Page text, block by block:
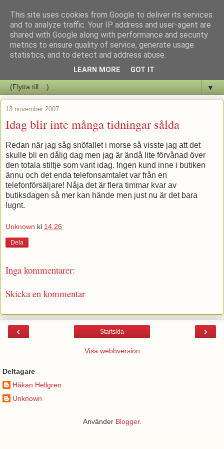
Staffars Seriers Blog
Vi skriver om serienyheter av alla de slag samt om vad som sker i
▼
13 november 2007
Idag blir inte många tidningar sålda
Redan när jag såg snöfallet i morse så visste jag att det
skulle bli en dålig dag men jag är ändå lite förvånad över
den totala stiltje som varit idag. Ingen kund inne i butiken
ännu och det enda telefonsamtalet var från en
telefonförsäljare! Nåja det är flera timmar kvar av
butiksdagen så mer kan hände men just nu är det bara
lugnt.
Unknown kl 14:26
Dela
Inga kommentarer:
Skicka en kommentar
‹ ›
Startsida
Visa webbversion
Deltagare
Håkan Hellgren
Unknown
Använder Blogger.
This site uses cookies from Google to deliver its services
and to analyze traffic. Your IP address and user-agent are
shared with Google along with performance and security
metrics to ensure quality of service, generate usage
statistics, and to detect and address abuse.
LEARN MORE GOT IT